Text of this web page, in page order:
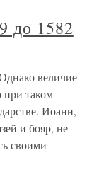
до 1582
величие
при таком
Иоанн,
и бояр, не
своими